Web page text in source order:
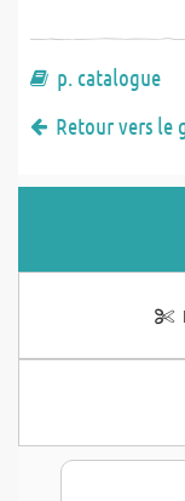
p. catalogue
Retour vers le